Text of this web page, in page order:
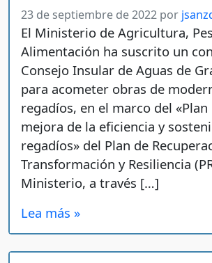
23 de septiembre de 2022 por
El Ministerio de Agricultura,
Alimentación ha suscrito un
Consejo Insular de Aguas de
para acometer obras de
regadíos, en el marco del «Plan
mejora de la eficiencia y
regadíos» del Plan de
Transformación y Resiliencia
Ministerio, a través […]
Lea más »